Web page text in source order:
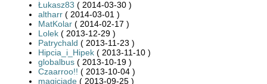
Łukasz83 ( 2014-03-30 )
altharr ( 2014-03-01 )
MatKolar ( 2014-02-17 )
Lolek ( 2013-12-29 )
Patrychald ( 2013-11-23 )
Hipcia_i_Hipek ( 2013-11-10 )
globalbus ( 2013-10-19 )
Czaarroo!! ( 2013-10-04 )
magicjade ( 2013-09-25 )